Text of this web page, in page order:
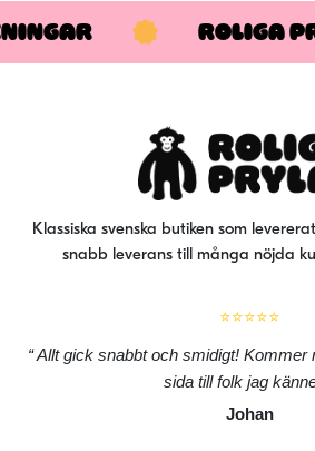
ROLIGA
Klassiska svenska butiken som
snabb leverans till många nöjda
⭐⭐⭐⭐⭐
Allt gick snabbt och smidigt! Kommer
sida till folk jag
Johan